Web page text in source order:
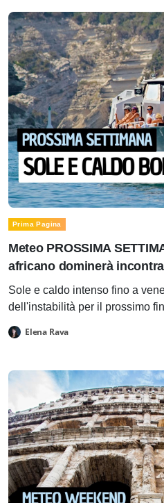
Prima Pagina
Meteo PROSSIMA
africano dominerà
Sole e caldo intenso fino a
dell'instabilità per il prossimo
Elena Rava